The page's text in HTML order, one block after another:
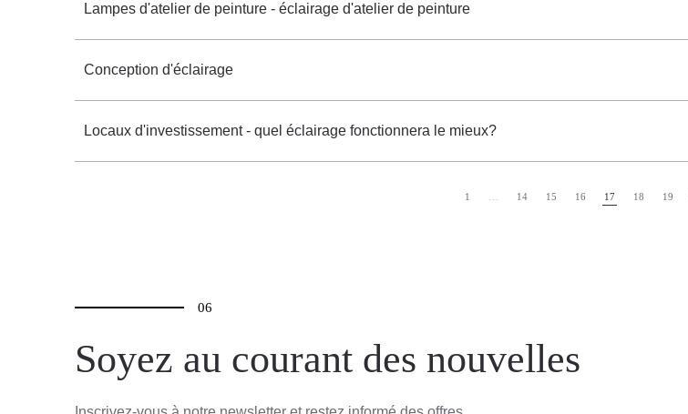
Lampes d'atelier de peinture - éclairage d'atelier de peinture
Conception d'éclairage
Locaux d'investissement - quel éclairage fonctionnera le mieux?
1 14 15 16 17 18 19
06
Soyez au courant des nouvelles